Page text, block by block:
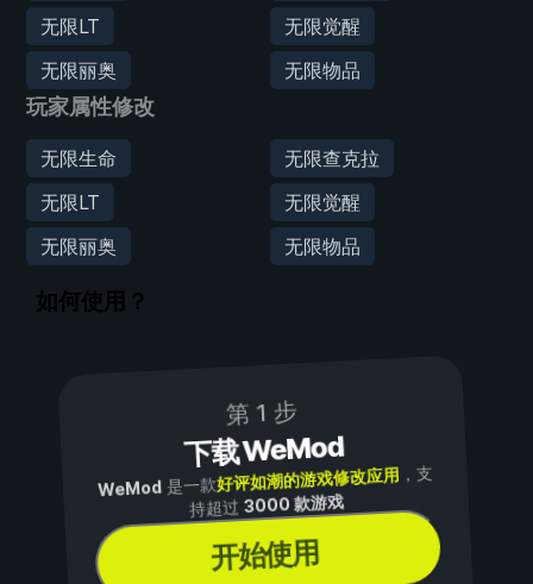
无限LT
无限觉醒
无限丽奥
无限物品
玩家属性修改
无限生命
无限查克拉
无限LT
无限觉醒
无限丽奥
无限物品
如何使用？
第 1 步
下载 WeMod
WeMod是一款好评如潮的游戏修改应用 ，支
持超过3000 款游戏
开始使用